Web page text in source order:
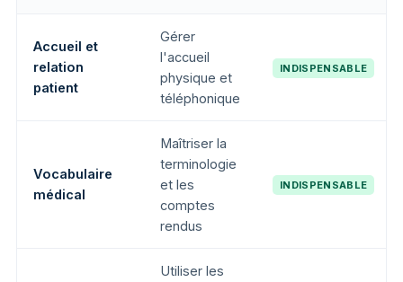
Accueil et
relation
patient
Gérer
l'accueil
physique et
téléphonique
INDISPENSABLE
Vocabulaire
médical
Maîtriser la
terminologie
et les
comptes
rendus
INDISPENSABLE
Utiliser les